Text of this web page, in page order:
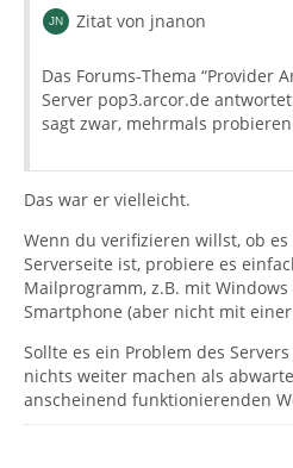
Zitat von jnanon
Das Forums-Thema “Provider
Server pop3.arcor.de
sagt zwar, mehrmals
Das war er vielleicht.
Wenn du verifizieren willst, ob
Serverseite ist, probiere es
Mailprogramm, z.B. mit
Smartphone (aber nicht mit
Sollte es ein Problem des
nichts weiter machen als
anscheinend funktionierenden